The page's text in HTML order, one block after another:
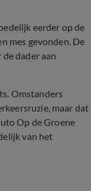
eerder op de
mes gevonden. De
dader aan
Omstanders
maar dat
Op de Groene
van het